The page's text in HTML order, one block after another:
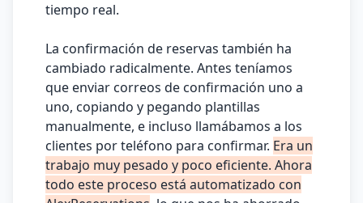
tiempo real.
La confirmación de reservas también ha
cambiado radicalmente. Antes teníamos
que enviar correos de confirmación uno a
uno, copiando y pegando plantillas
manualmente, e incluso llamábamos a los
clientes por teléfono para confirmar. Era un
trabajo muy pesado y poco eficiente. Ahora
todo este proceso está automatizado con